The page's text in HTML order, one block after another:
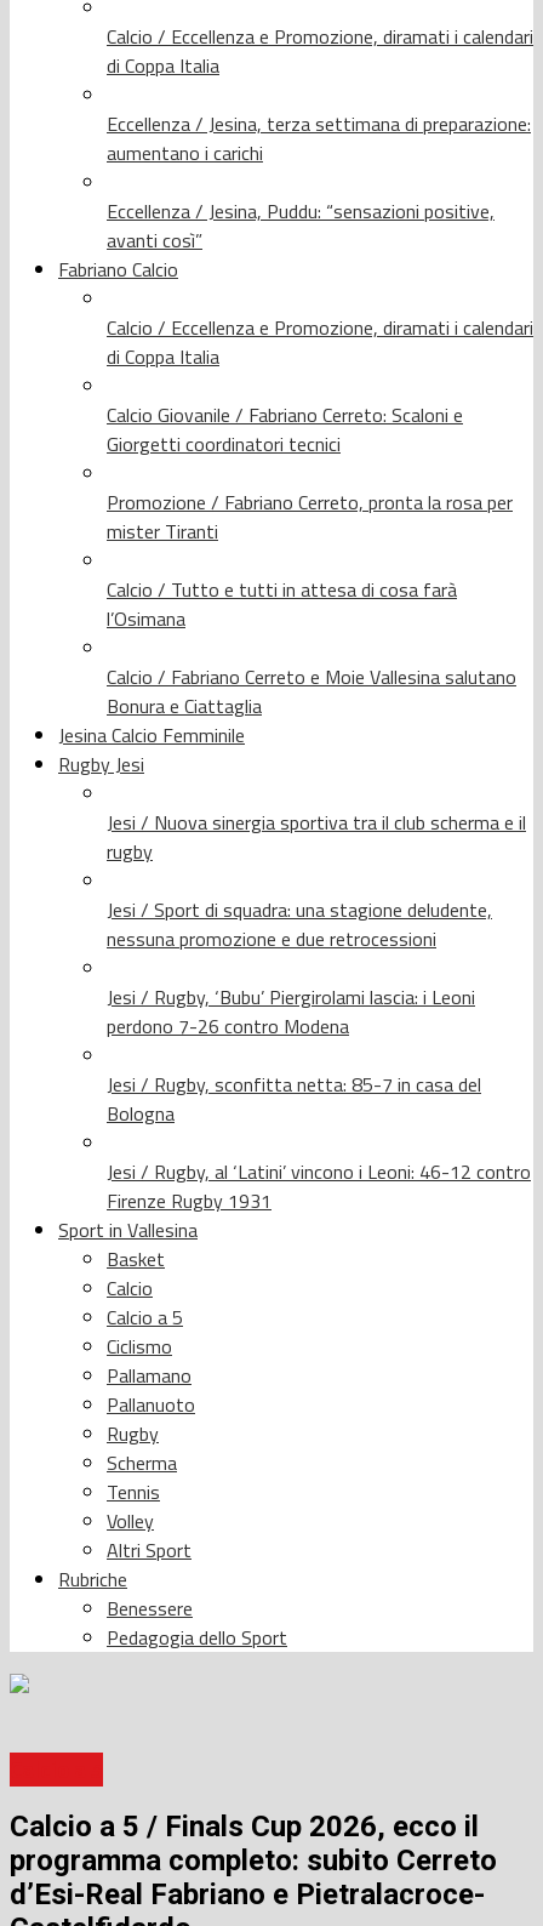
Calcio / Eccellenza e Promozione, diramati i calendari
di Coppa Italia
Eccellenza / Jesina, terza settimana di preparazione:
aumentano i carichi
Eccellenza / Jesina, Puddu: “sensazioni positive,
avanti così”
Fabriano Calcio
Calcio / Eccellenza e Promozione, diramati i calendari
di Coppa Italia
Calcio Giovanile / Fabriano Cerreto: Scaloni e
Giorgetti coordinatori tecnici
Promozione / Fabriano Cerreto, pronta la rosa per
mister Tiranti
Calcio / Tutto e tutti in attesa di cosa farà
l’Osimana
Calcio / Fabriano Cerreto e Moie Vallesina salutano
Bonura e Ciattaglia
Jesina Calcio Femminile
Rugby Jesi
Jesi / Nuova sinergia sportiva tra il club scherma e il
rugby
Jesi / Sport di squadra: una stagione deludente,
nessuna promozione e due retrocessioni
Jesi / Rugby, ‘Bubu’ Piergirolami lascia: i Leoni
perdono 7-26 contro Modena
Jesi / Rugby, sconfitta netta: 85-7 in casa del
Bologna
Jesi / Rugby, al ‘Latini’ vincono i Leoni: 46-12 contro
Firenze Rugby 1931
Sport in Vallesina
Basket
Calcio
Calcio a 5
Ciclismo
Pallamano
Pallanuoto
Rugby
Scherma
Tennis
Volley
Altri Sport
Rubriche
Benessere
Pedagogia dello Sport
Calcio a 5 / Finals Cup 2026, ecco il
programma completo: subito Cerreto
d’Esi-Real Fabriano e Pietralacroce-